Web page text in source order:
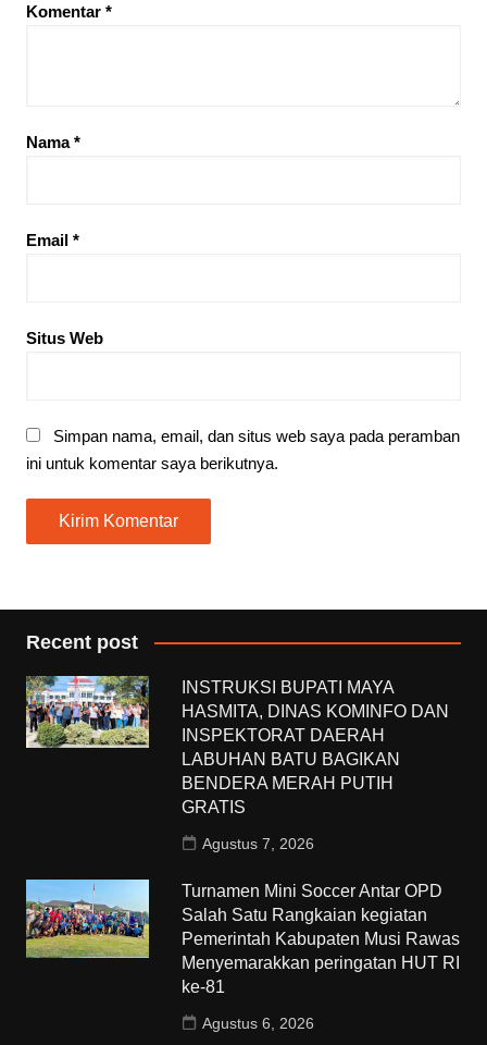
Komentar *
Nama*
Email *
Situs Web
Simpan nama, email, dan situs web saya pada peramban
ini untuk komentar saya berikutnya.
Recent post
INSTRUKSI BUPATI MAYA
HASMITA, DINAS KOMINFO DAN
INSPEKTORAT DAERAH
LABUHAN BATU BAGIKAN
BENDERA MERAH PUTIH
GRATIS
Agustus 7, 2026
Turnamen Mini Soccer Antar OPD
Salah Satu Rangkaian kegiatan
Pemerintah Kabupaten Musi Rawas
Menyemarakkan peringatan HUT RI
ke-81
Agustus 6, 2026